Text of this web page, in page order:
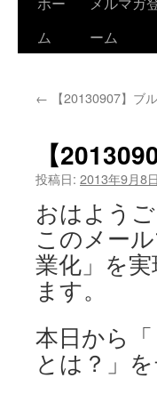
ム
ーム
← 【20130907】ブ
【
投稿日: 2013年9月8日
おはよう
このメー
業化」を
ます。
本日から
とは？」